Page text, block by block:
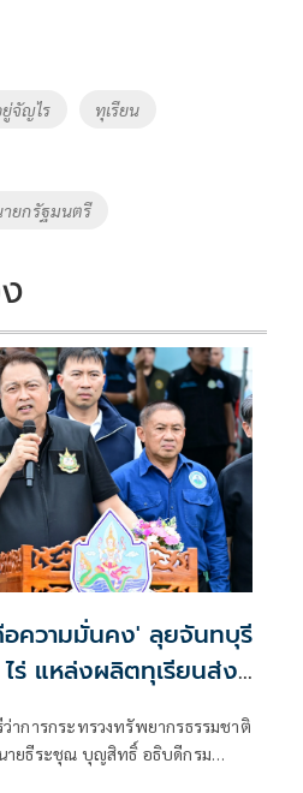
จัญไร ทุเรียน
ยกรัฐมนตรี
ความมั่นคง' ลุยจันทบุรี
ร่ แหล่งผลิตทุเรียนส่ง
ติมน้ำให้ช้างป่า
าการกระทรวงทรัพยากรธรรมชาติ
ายธีระชุณ บุญสิทธิ์ อธิบดีกรม